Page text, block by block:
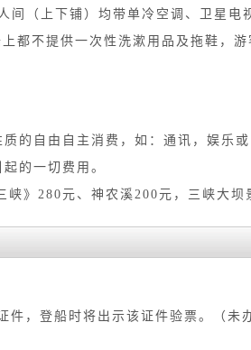
间（上下铺）均带单冷空调、卫星电
都不提供一次性洗漱用品及拖鞋，游
的自由自主消费，如：通讯，娱乐或
的一切费用。
》280元、神农溪200元，三峡大坝
件，登船时将出示该证件验票。（未